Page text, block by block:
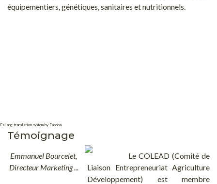
équipementiers, génétiques, sanitaires et nutritionnels.
FaLang translation system by Faboba
Témoignage
Emmanuel Bourcelet,
Directeur Marketing ...
Le COLEAD (Comité de
Liaison Entrepreneuriat Agriculture
Développement) est membre